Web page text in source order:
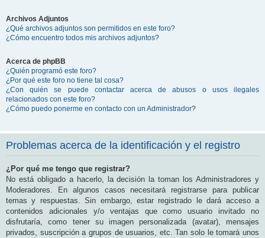
Archivos Adjuntos
¿Qué archivos adjuntos son permitidos en este foro?
¿Cómo encuentro todos mis archivos adjuntos?
Acerca de phpBB
¿Quién programó este foro?
¿Por qué este foro no tiene tal cosa?
¿Con quién se puede contactar acerca de abusos o usos ilegales
relacionados con este foro?
¿Cómo puedo ponerme en contacto con un Administrador?
Problemas acerca de la identificación y el registro
¿Por qué me tengo que registrar?
No está obligado a hacerlo, la decisión la toman los Administradores y
Moderadores. En algunos casos necesitará registrarse para publicar
temas y respuestas. Sin embargo, estar registrado le dará acceso a
contenidos adicionales y/o ventajas que como usuario invitado no
disfrutaría, como tener su imagen personalizada (avatar), mensajes
privados, suscripción a grupos de usuarios, etc. Tan solo le tomará unos